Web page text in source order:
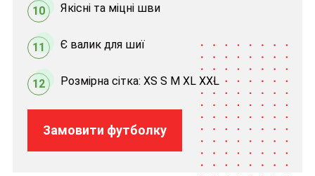
10 Якісні та міцні шви
11 Є валик для шиї
12 Розмірна сітка: XS S M XL XXL
Замовити футболку